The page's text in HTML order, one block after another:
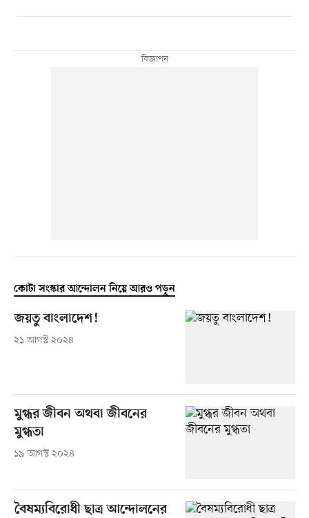
কোটা সংস্কার আন্দোলন নিয়ে আরও পড়ুন
জয়তু বাংলাদেশ!
২১ আগস্ট ২০২৪
মুগ্ধর জীবন অথবা জীবনের
মুগ্ধতা
১৯ আগস্ট ২০২৪
বৈষম্যবিরোধী ছাত্র আন্দোলনের